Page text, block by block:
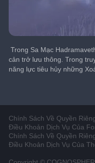
Trong Sa Mạc
cản trở lưu thông. Trong
năng lực tiêu hủy những
Chính Sách Về Quyền
Điều Khoản Dịch Vụ Của
Chính Sách Về Quyền
Điều Khoản Dịch Vụ Của